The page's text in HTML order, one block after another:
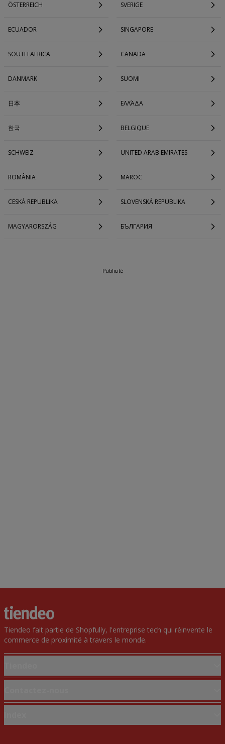
ÖSTERREICH SVERIGE
ECUADOR SINGAPORE
SOUTH AFRICA CANADA
DANMARK SUOMI
日本 ΕΛΛΆΔΑ
한국 BELGIQUE
SCHWEIZ UNITED ARAB EMIRATES
ROMÂNIA MAROC
CESKÁ REPUBLIKA SLOVENSKÁ REPUBLIKA
MAGYARORSZÁG БЪЛГАРИЯ
Publicité
Tiendeo fait partie de Shopfully, l'entreprise tech qui réinvente le
commerce de proximité à travers le monde.
Solutions professionnelles
Magasin mal situé sur la carte